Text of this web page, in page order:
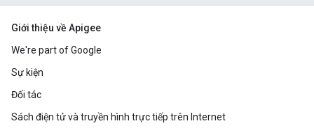
Giới thiệu về Apigee
We're part of Google
Sự kiện
Đối tác
Sách điện tử và truyền hình trực tiếp trên Internet